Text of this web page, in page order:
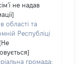
не надав
області та
Республіці
[Не
громада: